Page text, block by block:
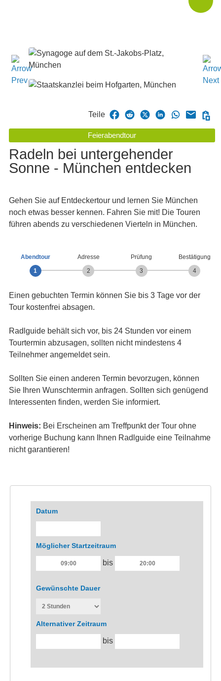
Teile
Feierabendtour
Radeln bei untergehender
Sonne - München entdecken
Gehen Sie auf Entdeckertour und lernen Sie München
noch etwas besser kennen. Fahren Sie mit! Die Touren
führen abends zu verschiedenen Vierteln in München.
1
Abendtour
2
Adresse
3
Prüfung
4
Bestätigung
Einen gebuchten Termin können Sie bis 3 Tage vor der
Tour kostenfrei absagen.
Radlguide behält sich vor, bis 24 Stunden vor einem
Tourtermin abzusagen, sollten nicht mindestens 4
Teilnehmer angemeldet sein.
Sollten Sie einen anderen Termin bevorzugen, können
Sie Ihren Wunschtermin anfragen. Sollten sich genügend
Interessenten finden, werden Sie informiert.
Hinweis: Bei Erscheinen am Treffpunkt der Tour ohne
vorherige Buchung kann Ihnen Radlguide eine Teilnahme
nicht garantieren!
Datum
Möglicher Startzeitraum
bis
Gewünschte Dauer
Alternativer Zeitraum
bis